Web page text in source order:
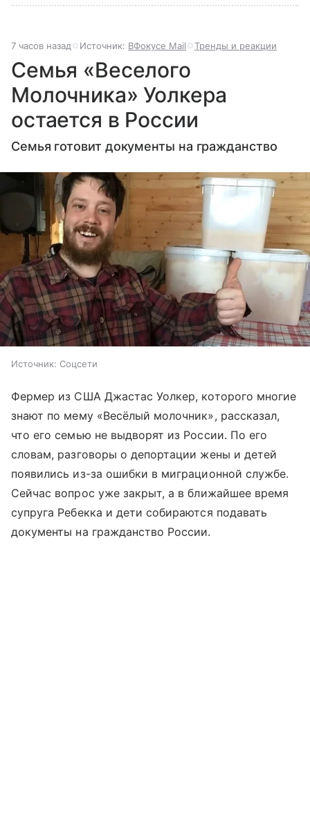
7 часов назад Источник: ВФокусе Mail Тренды и реакции
Семья «Веселого
Молочника» Уолкера
остается в России
Семья готовит документы на гражданство
Источник: Соцсети
Фермер из США Джастас Уолкер, которого многие
знают по мему «Весёлый молочник», рассказал,
что его семью не выдворят из России. По его
словам, разговоры о депортации жены и детей
появились из-за ошибки в миграционной службе.
Сейчас вопрос уже закрыт, а в ближайшее время
супруга Ребекка и дети собираются подавать
документы на гражданство России.